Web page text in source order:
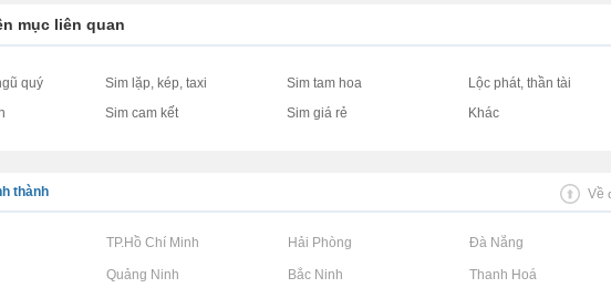
mục liên quan
quý Sim lặp, kép, taxi Sim tam hoa
Lộc phát, thần tài
Sim cam kết Sim giá rẻ Khác
thành Về
Rao vặt tại TP.Hồ Chí Minh Rao vặt tại Hải Phòng Rao vặt tại Đà Nẵng
Rao vặt tại Quảng Ninh Rao vặt tại Bắc Ninh Rao vặt tại Thanh Hoá